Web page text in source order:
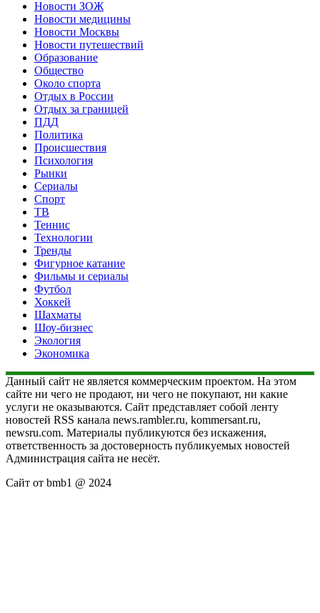
Новости ЗОЖ
Новости медицины
Новости Москвы
Новости путешествий
Образование
Общество
Около спорта
Отдых в России
Отдых за границей
ПДД
Политика
Происшествия
Психология
Рынки
Сериалы
Спорт
ТВ
Теннис
Технологии
Тренды
Фигурное катание
Фильмы и сериалы
Футбол
Хоккей
Шахматы
Шоу-бизнес
Экология
Экономика
Данный сайт не является коммерческим проектом. На этом
сайте ни чего не продают, ни чего не покупают, ни какие
услуги не оказываются. Сайт представляет собой ленту
новостей RSS канала news.rambler.ru, kommersant.ru,
newsru.com. Материалы публикуются без искажения,
ответственность за достоверность публикуемых новостей
Администрация сайта не несёт.
Сайт от bmb1 @ 2024